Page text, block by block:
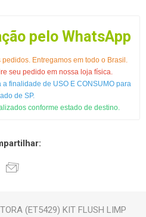
pelo WhatsApp
Entregamos em todo o Brasil.
seu pedido em nossa loja física.
finalidade de USO E CONSUMO para
de SP.
conforme estado de destino.
(ET5429) KIT FLUSH LIMP